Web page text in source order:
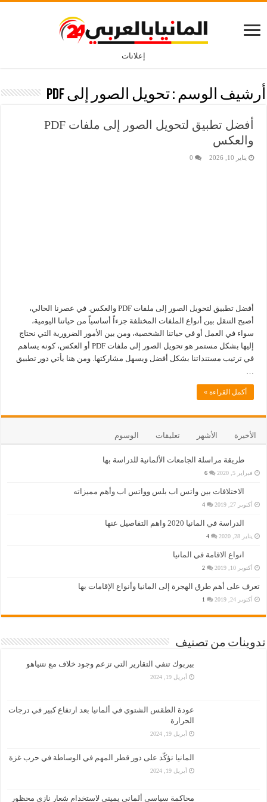
إعلانات
أرشيف الوسم :تحويل الصور إلى PDF
أفضل تطبيق لتحويل الصور إلى ملفات PDF
والعكس
يناير 10, 2026 0
أفضل تطبيق لتحويل الصور إلى ملفات PDF والعكس. في عصرنا الحالي،
أصبح التنقل بين أنواع الملفات المختلفة جزءاً أساسياً من حياتنا اليومية،
سواء في العمل أو في حياتنا الشخصية، ومن بين الأمور الضرورية التي نحتاج
إليها بشكل مستمر هو تحويل الصور إلى ملفات PDF أو العكس، كونه يساهم
في ترتيب مستنداتنا بشكل أفضل ويسهل مشاركتها. ومن هنا يأتي دور تطبيق
أكمل القراءة »
الأخيرة الأشهر تعليقات الوسوم
طريقة مراسلة الجامعات الألمانية للدراسة بها
فبراير 5, 2020 6
الاختلافات بين واتس اب بلس وواتس اب وأهم مميزاته
أكتوبر 27, 2019 4
الدراسة في المانيا 2020 واهم التفاصيل عنها
يناير 28, 2020 4
انواع الاقامة في المانيا
أكتوبر 10, 2019 2
تعرف على أهم طرق الهجرة إلى المانيا وأنواع الإقامات بها
أكتوبر 24, 2019 1
تدوينات من تصنيف
بيربوك تنفي التقارير التي تزعم وجود خلاف مع نتنياهو
أبريل 19, 2024
عودة الطقس الشتوي في ألمانيا بعد ارتفاع كبير في درجات
الحرارة
أبريل 19, 2024
المانيا تؤكّد على دور قطر المهم في الوساطة في حرب غزة
أبريل 19, 2024
محاكمة سياسي ألماني يميني لاستخدام شعار نازي محظور